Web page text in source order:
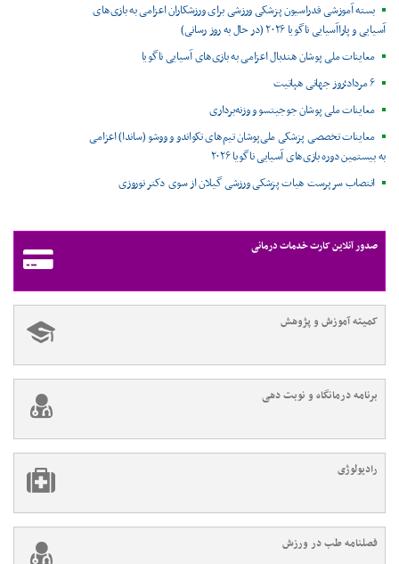
بسته آموزشی فدراسیون پزشکی ورزشی برای ورزشکاران اعزامی به بازی‌های
آسیایی و پاراآسیایی ناگویا ۲۰۲۶ (در حال به روز رسانی)
معاینات ملی پوشان هندبال اعزامی به بازی‌های آسیایی ناگویا
۶ مرداد؛روز جهانی هپاتیت
معاینات ملی پوشان جوجیتسو و وزنه‌برداری
معاینات تخصصی پزشکی ملی‌پوشان تیم‌های تکواندو و ووشو (ساندا) اعزامی
به بیستمین دوره بازی‌های آسیایی ناگویا ۲۰۲۶
انتصاب سرپرست هیات پزشکی ورزشی گیلان از سوی دکتر نوروزی
صدور آنلاین کارت خدمات درمانی
کمیته آموزش و پژوهش
برنامه درمانگاه و نوبت دهی
رادیولوژی
فصلنامه طب در ورزش